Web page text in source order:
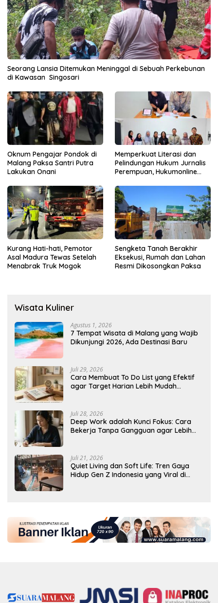
Seorang Lansia Ditemukan Meninggal di Sebuah Perkebunan
di Kawasan Singosari
Oknum Pengajar Pondok di
Malang Paksa Santri Putra
Lakukan Onani
Memperkuat Literasi dan
Pelindungan Hukum Jurnalis
Perempuan, Hukumonline
Gratis
Kurang Hati-hati, Pemotor
Asal Madura Tewas Setelah
Menabrak Truk Mogok
Sengketa Tanah Berakhir
Eksekusi, Rumah dan Lahan
Resmi Dikosongkan Paksa
Wisata Kuliner
Agustus 1, 2026
7 Tempat Wisata di Malang yang Wajib
Dikunjungi 2026, Ada Destinasi Baru
Juli 29, 2026
Cara Membuat To Do List yang Efektif
agar Target Harian Lebih Mudah
Juli 28, 2026
Deep Work adalah Kunci Fokus: Cara
Bekerja Tanpa Gangguan agar Lebih
Juli 21, 2026
Quiet Living dan Soft Life: Tren Gaya
Hidup Gen Z Indonesia yang Viral di